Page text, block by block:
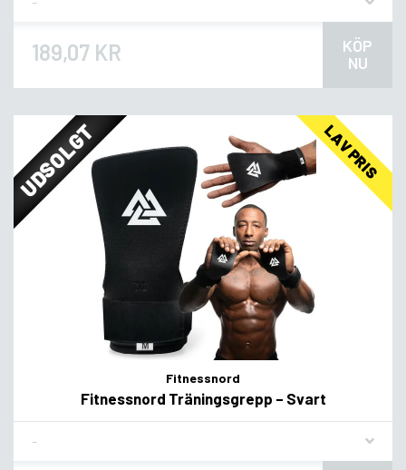
189,07 KR
KÖP
NU
UDSOLGT LAV PRIS
Fitnessnord
Fitnessnord Träningsgrepp – Svart